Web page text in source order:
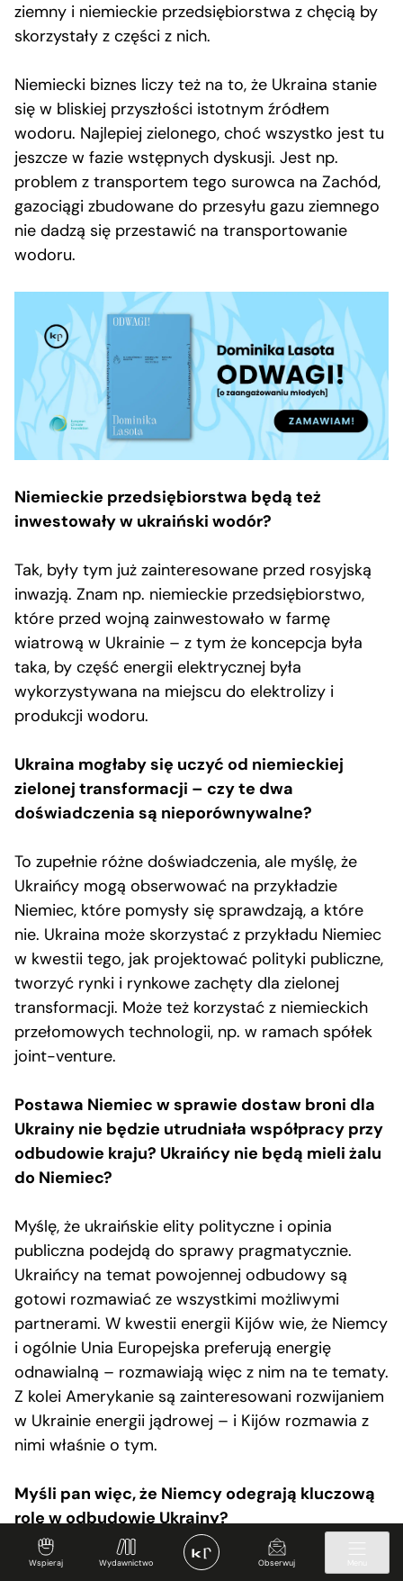
Wspieraj Wydawnictwo Obserwuj
ziemny i niemieckie przedsiębiorstwa z chęcią by
skorzystały z części z nich.
Niemiecki biznes liczy też na to, że Ukraina stanie
się w bliskiej przyszłości istotnym źródłem
wodoru. Najlepiej zielonego, choć wszystko jest tu
jeszcze w fazie wstępnych dyskusji. Jest np.
problem z transportem tego surowca na Zachód,
gazociągi zbudowane do przesyłu gazu ziemnego
nie dadzą się przestawić na transportowanie
wodoru.
Niemieckie przedsiębiorstwa będą też
inwestowały w ukraiński wodór?
Tak, były tym już zainteresowane przed rosyjską
inwazją. Znam np. niemieckie przedsiębiorstwo,
które przed wojną zainwestowało w farmę
wiatrową w Ukrainie – z tym że koncepcja była
taka, by część energii elektrycznej była
wykorzystywana na miejscu do elektrolizy i
produkcji wodoru.
Ukraina mogłaby się uczyć od niemieckiej
zielonej transformacji – czy te dwa
doświadczenia są nieporównywalne?
To zupełnie różne doświadczenia, ale myślę, że
Ukraińcy mogą obserwować na przykładzie
Niemiec, które pomysły się sprawdzają, a które
nie. Ukraina może skorzystać z przykładu Niemiec
w kwestii tego, jak projektować polityki publiczne,
tworzyć rynki i rynkowe zachęty dla zielonej
transformacji. Może też korzystać z niemieckich
przełomowych technologii, np. w ramach spółek
joint-venture.
Postawa Niemiec w sprawie dostaw broni dla
Ukrainy nie będzie utrudniała współpracy przy
odbudowie kraju? Ukraińcy nie będą mieli żalu
do Niemiec?
Myślę, że ukraińskie elity polityczne i opinia
publiczna podejdą do sprawy pragmatycznie.
Ukraińcy na temat powojennej odbudowy są
gotowi rozmawiać ze wszystkimi możliwymi
partnerami. W kwestii energii Kijów wie, że Niemcy
i ogólnie Unia Europejska preferują energię
odnawialną – rozmawiają więc z nim na te tematy.
Z kolei Amerykanie są zainteresowani rozwijaniem
w Ukrainie energii jądrowej – i Kijów rozmawia z
nimi właśnie o tym.
Myśli pan więc, że Niemcy odegrają kluczową
rolę w odbudowie Ukrainy?
Wszystko zależy od tego, w jaki sposób w ten